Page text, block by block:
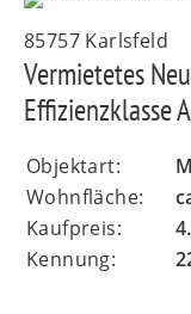
85757 Karlsfeld
Vermietetes
Effizienzklasse
Objektart:
Wohnfläche:
Kaufpreis:
Kennung: